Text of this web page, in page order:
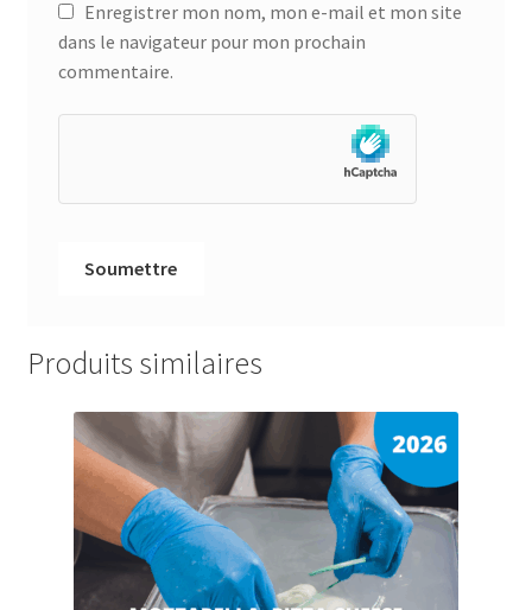
Enregistrer mon nom, mon e-mail et mon site
dans le navigateur pour mon prochain
commentaire.
Produits similaires